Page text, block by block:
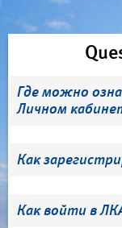
Где можно
Личном
Как
Как войти в